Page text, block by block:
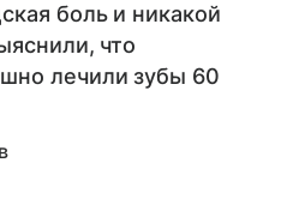
боль и никакой
что
лечили зубы 60